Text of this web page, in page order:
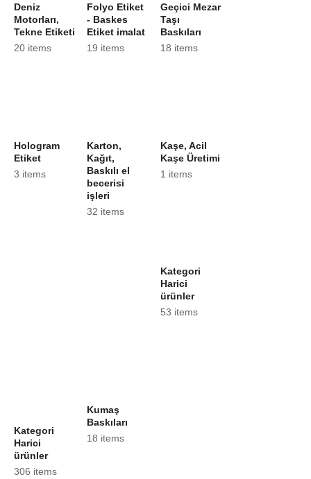
Deniz
Motorları,
Tekne Etiketi
20 items
Folyo Etiket
- Baskes
Etiket imalat
19 items
Geçici Mezar
Taşı
Baskıları
18 items
Hologram
Etiket
3 items
Karton,
Kağıt,
Baskılı el
becerisi
işleri
32 items
Kaşe, Acil
Kaşe Üretimi
1 items
Kategori
Harici
ürünler
53 items
Kategori
Harici
ürünler
306 items
Kumaş
Baskıları
18 items